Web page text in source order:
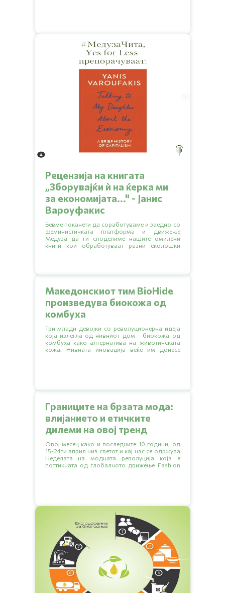
Рецензија на книгата
„Зборувајќи ѝ на ќерка ми
за економијата..." - Јанис
Вароуфакис
Бевме поканети да соработуваме и заедно со
феминистичката платформа и движење
Медуза да ги споделиме нашите омилени
книги кои обработуваат разни еколошки
Македонскиот тим BioHide
произведува биокожа од
комбуха
Три млади девојки со револуционерна идеја
која излегла од нивниот дом - биокожа од
комбуха како алтернатива на животинската
кожа. Нивната иновација веќе им донесе
Границите на брзата мода:
влијанието и етичките
дилеми на овој тренд
Овој месец како и последните 10 години, од
15-24ти април низ светот и кај нас се одржува
Неделата на модната револуција која е
поттикната од глобалното движење Fashion
revolution или Модна револуција.